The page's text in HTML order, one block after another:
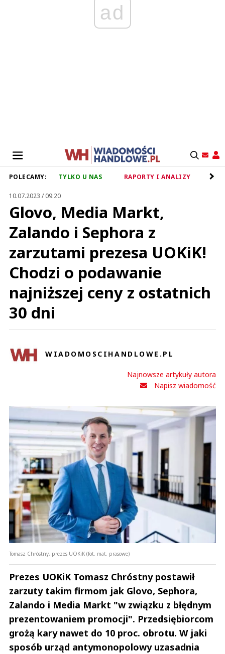
ad
POLECAMY: TYLKO U NAS RAPORTY I ANALIZY
10.07.2023 / 09:20
Glovo, Media Markt,
Zalando i Sephora z
zarzutami prezesa UOKiK!
Chodzi o podawanie
najniższej ceny z ostatnich
30 dni
WIADOMOSCIHANDLOWE.PL
Najnowsze artykuły autora
Napisz wiadomość
Tomasz Chróstny, prezes UOKiK (fot. mat. prasowe)
Prezes UOKiK Tomasz Chróstny postawił
zarzuty takim firmom jak Glovo, Sephora,
Zalando i Media Markt "w związku z błędnym
prezentowaniem promocji". Przedsiębiorcom
grożą kary nawet do 10 proc. obrotu. W jaki
sposób urząd antymonopolowy uzasadnia